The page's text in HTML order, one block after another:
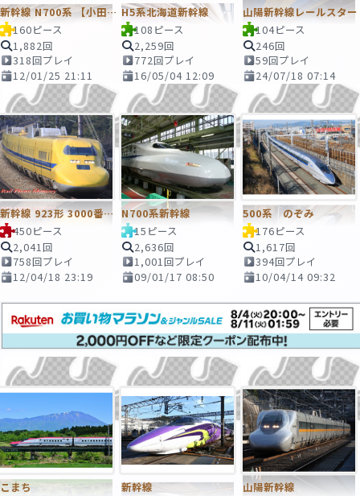
新幹線 N700系 【小田原駅】
160ピース
1,882回
318回プレイ
12/01/25 21:11
H5系北海道新幹線
108ピース
2,259回
772回プレイ
16/05/04 12:09
山陽新幹線レールスター
104ピース
246回
59回プレイ
24/07/18 07:14
新幹線 923形 3000番台 Dr.yellow T5編成
450ピース
2,041回
758回プレイ
12/04/18 23:19
N700系新幹線
15ピース
2,636回
1,001回プレイ
09/01/17 08:50
500系 のぞみ
176ピース
1,617回
394回プレイ
10/04/14 09:32
こまち
新幹線
山陽新幹線